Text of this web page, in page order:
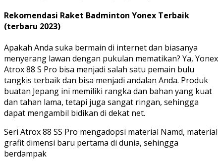
Rekomendasi Raket Badminton Yonex Terbaik
(terbaru 2023)
Apakah Anda suka bermain di internet dan biasanya
menyerang lawan dengan pukulan mematikan? Ya, Yonex
Atrox 88 S Pro bisa menjadi salah satu pemain bulu
tangkis terbaik dan bisa menjadi andalan Anda. Produk
buatan Jepang ini memiliki rangka dan bahan yang kuat
dan tahan lama, tetapi juga sangat ringan, sehingga
dapat mengambil bidikan di dekat net.
Seri Atrox 88 SS Pro mengadopsi material Namd, material
grafit dimensi baru pertama di dunia, sehingga
berdampak